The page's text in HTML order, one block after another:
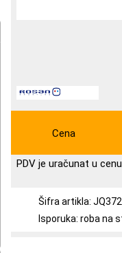
Cena
PDV je uračunat u
Šifra artikla:
Isporuka: roba na